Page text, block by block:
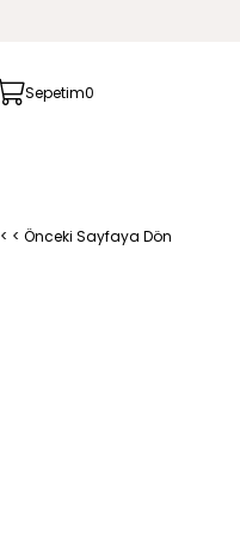
Sepetim0
< < Önceki Sayfaya Dön